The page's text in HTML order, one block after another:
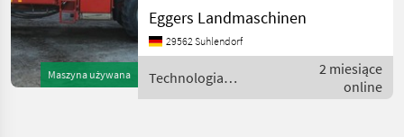
Maszyna używana
mit 6 Zähnen 1 Antrieb mit
Zapfwellendrehzahl 540
U/min 1 Direktantrieb 1
Aufnahmeweite: 60
Eggers Landmaschinen
29562 Suhlendorf
Technologia
ziemniaczana / Grimme
2 miesiące
online